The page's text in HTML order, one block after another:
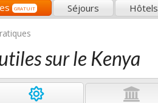
GRATUIT Séjours Hôtels
sur le Kenya